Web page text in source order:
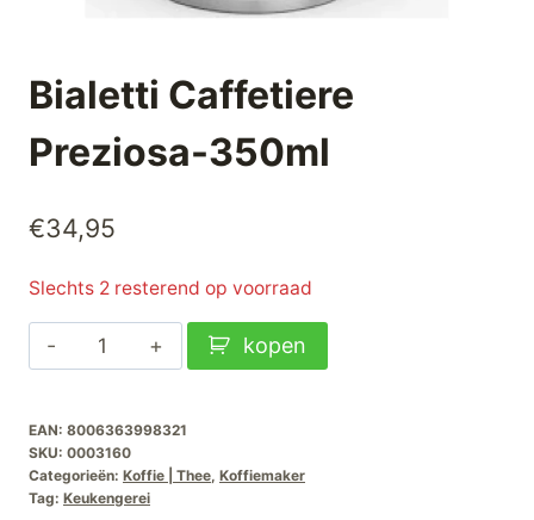
Bialetti Caffetiere
Preziosa-350ml
€34,95
Slechts 2 resterend op voorraad
Bialetti
Caffetiere
350ml
aantal
kopen
EAN: 8006363998321
SKU: 0003160
Categorieën: Koffie | Thee, Koffiemaker
Tag: Keukengerei